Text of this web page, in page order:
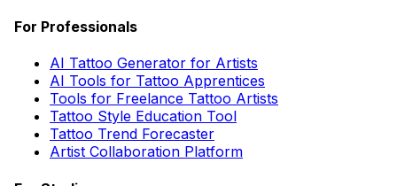
For Professionals
AI Tattoo Generator for Artists
AI Tools for Tattoo Apprentices
Tools for Freelance Tattoo Artists
Tattoo Style Education Tool
Tattoo Trend Forecaster
Artist Collaboration Platform